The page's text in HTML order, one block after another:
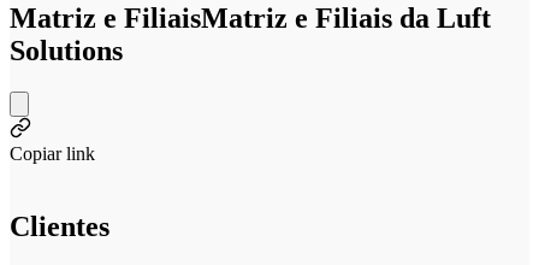
Matriz e FiliaisMatriz e Filiais da Luft
Solutions
Copiar link
Clientes